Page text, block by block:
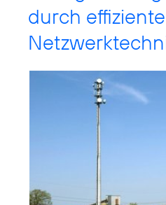
durch effiziente